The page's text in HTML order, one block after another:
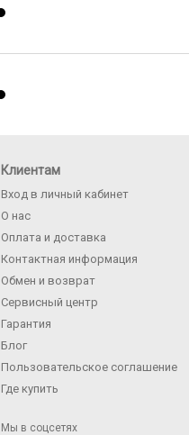
Клиентам
Вход в личный кабинет
О нас
Оплата и доставка
Контактная информация
Обмен и возврат
Сервисный центр
Гарантия
Блог
Пользовательское соглашение
Где купить
Мы в соцсетях